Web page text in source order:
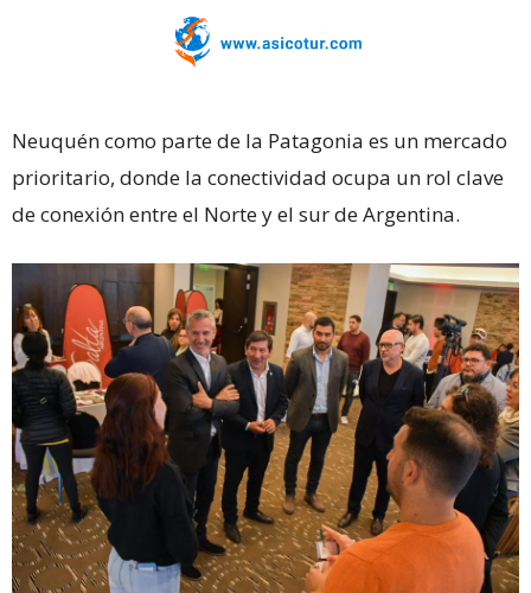
Neuquén como parte de la Patagonia es un mercado
prioritario, donde la conectividad ocupa un rol clave
de conexión entre el Norte y el sur de Argentina.